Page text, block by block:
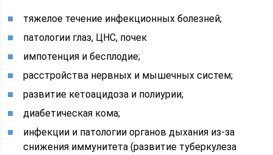
тяжелое течение инфекционных болезней;
патологии глаз, ЦНС, почек
импотенция и бесплодие;
расстройства нервных и мышечных систем;
развитие кетоацидоза и полиурии;
диабетическая кома;
инфекции и патологии органов дыхания из-за
снижения иммунитета (развитие туберкулеза